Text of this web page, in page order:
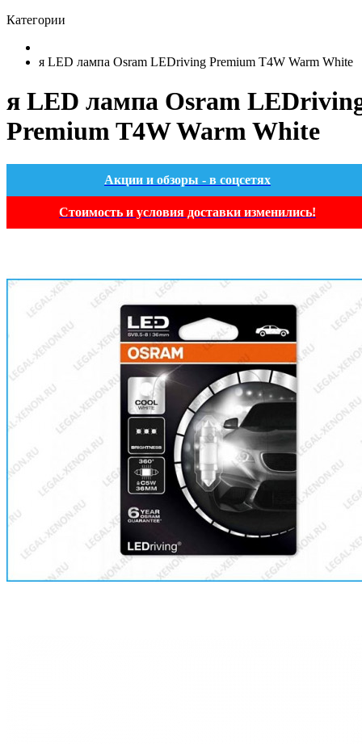
Категории
я LED лампа Osram LEDriving Premium T4W Warm White
я LED лампа Osram
Premium T4W Warm White
Акции и обзоры - в соцсетях
Стоимость и условия доставки изменились!